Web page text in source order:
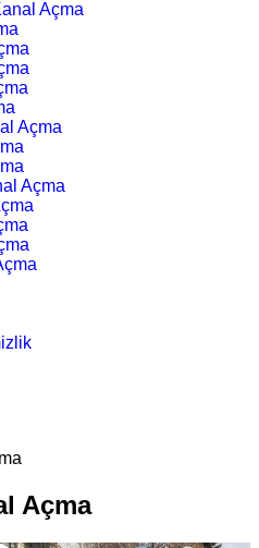
Açma
Açma
Açma
Açma